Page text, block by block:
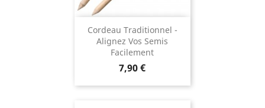
Cordeau Traditionnel -
Alignez Vos Semis
Facilement
Prix
7,90 €